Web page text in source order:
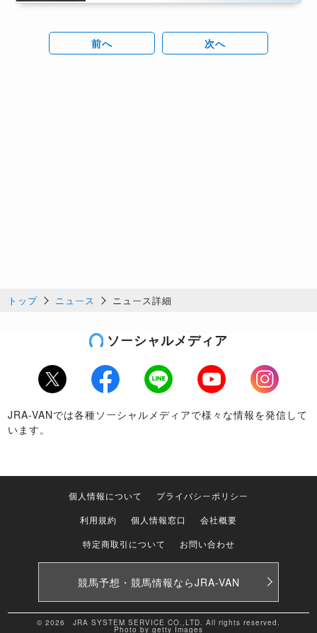
前へ 次へ
トップ ニュース ニュース詳細
ソーシャルメディア
Twitter Facebook LINE Youtube
Instagram
JRA-VANでは各種ソーシャルメディアで様々な情報を発信して
います。
個人情報について
プライバシーポリシー
利用規約
個人情報窓口
会社概要
特定商取引について
お問い合わせ
競馬予想・競馬情報ならJRA-VAN
© 2026 JRA SYSTEM SERVICE CO.,LTD. All rights reserved.
Photo by getty Images